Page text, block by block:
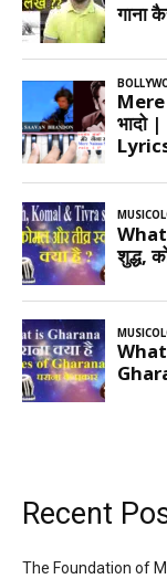
Recent
The Foundation of